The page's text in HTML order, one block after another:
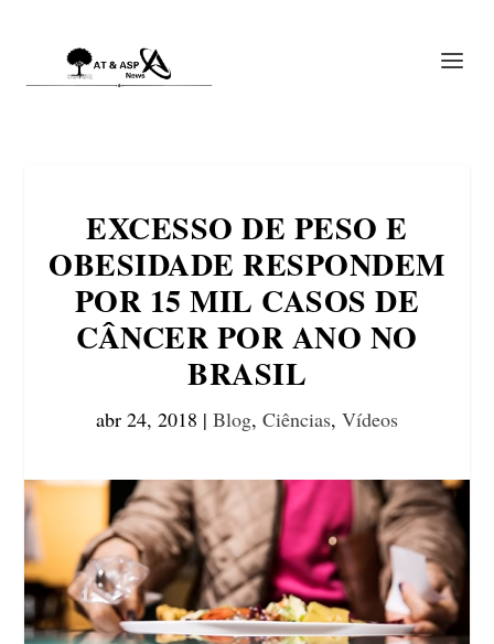
EXCESSO DE PESO E
OBESIDADE RESPONDEM
POR 15 MIL CASOS DE
CÂNCER POR ANO NO
BRASIL
abr 24, 2018 | Blog, Ciências, Vídeos